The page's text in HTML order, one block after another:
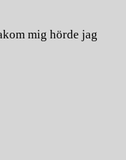
mig hörde jag